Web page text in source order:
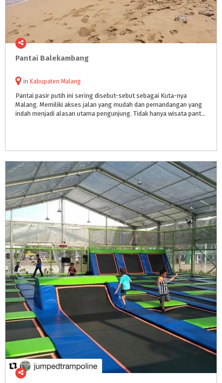
Pantai Balekambang
in Kabupaten Malang
Pantai pasir putih ini sering disebut-sebut sebagai Kuta-nya
Malang. Memiliki akses jalan yang mudah dan pemandangan yang
indah menjadi alasan utama pengunjung. Tidak hanya wisata pantai, tetapi terdapat wisata religi, wisata budaya, wisata kuliner, dll